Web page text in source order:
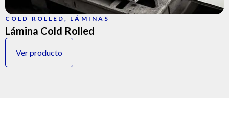
COLD ROLLED, LÁMINAS
Lámina Cold Rolled
Ver producto